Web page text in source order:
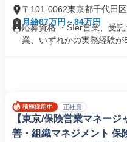
〒101-0062東京都千代田
月給67万円～84万円
応募資格 ・SIer営業、受
業、いずれかの実務経験が5
正社員
【東京/保険営業マネー
善・組織マネジメント 保